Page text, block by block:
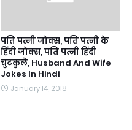
पति पत्नी जोक्स, पति पत्नी के
हिंदी जोक्स, पति पत्नी हिंदी
चुटकुले, Husband And Wife
Jokes In Hindi
January 14, 2018